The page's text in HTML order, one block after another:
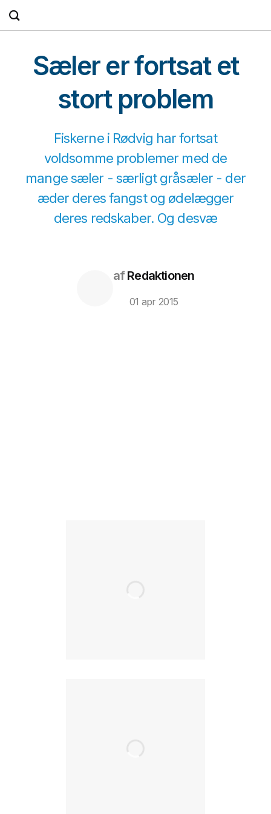
Fortsæt
Sæler er fortsat et
stort problem
Fiskerne i Rødvig har fortsat
voldsomme problemer med de
mange sæler - særligt gråsæler - der
æder deres fangst og ødelægger
deres redskaber. Og desvæ
afRedaktionen
01 apr 2015